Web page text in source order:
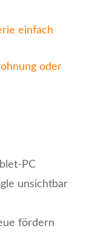
einfach
oder
PC
unsichtbar
fördern